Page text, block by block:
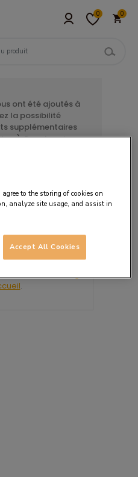
0 0
ont été ajoutés à
la possibilité
supplémentaires
Pour terminer
retourner sur laPage
.
to the storing of cookies on
analyze site usage, and assist in
Accept All Cookies